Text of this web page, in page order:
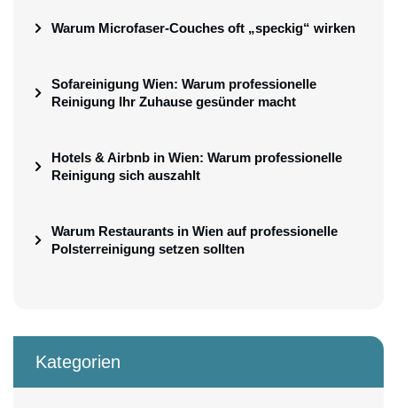
Warum Microfaser-Couches oft „speckig“ wirken
Sofareinigung Wien: Warum professionelle
Reinigung Ihr Zuhause gesünder macht
Hotels & Airbnb in Wien: Warum professionelle
Reinigung sich auszahlt
Warum Restaurants in Wien auf professionelle
Polsterreinigung setzen sollten
Kategorien